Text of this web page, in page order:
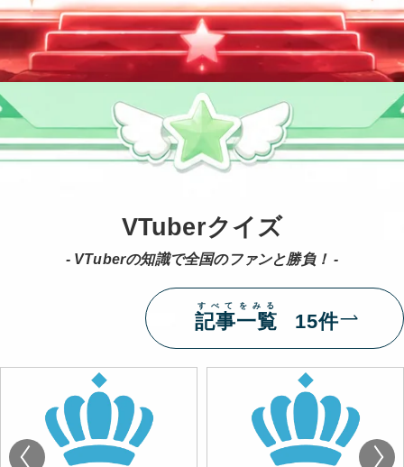
VTuberクイズ
- VTuberの知識で全国のファンと勝負！ -
記事一覧
すべてをみる
15件